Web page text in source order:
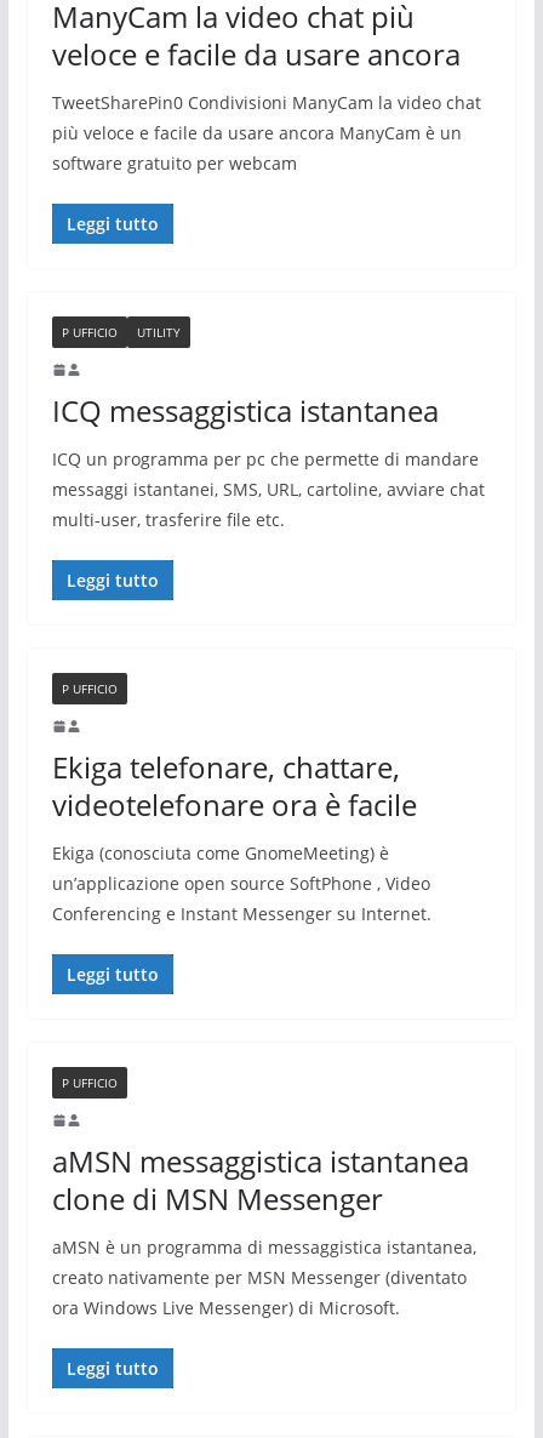
ManyCam la video chat più
veloce e facile da usare ancora
TweetSharePin0 Condivisioni ManyCam la video chat
più veloce e facile da usare ancora ManyCam è un
software gratuito per webcam
Leggi tutto
P UFFICIO UTILITY
ICQ messaggistica istantanea
ICQ un programma per pc che permette di mandare
messaggi istantanei, SMS, URL, cartoline, avviare chat
multi-user, trasferire file etc.
Leggi tutto
P UFFICIO
Ekiga telefonare, chattare,
videotelefonare ora è facile
Ekiga (conosciuta come GnomeMeeting) è
un’applicazione open source SoftPhone , Video
Conferencing e Instant Messenger su Internet.
Leggi tutto
P UFFICIO
aMSN messaggistica istantanea
clone di MSN Messenger
aMSN è un programma di messaggistica istantanea,
creato nativamente per MSN Messenger (diventato
ora Windows Live Messenger) di Microsoft.
Leggi tutto